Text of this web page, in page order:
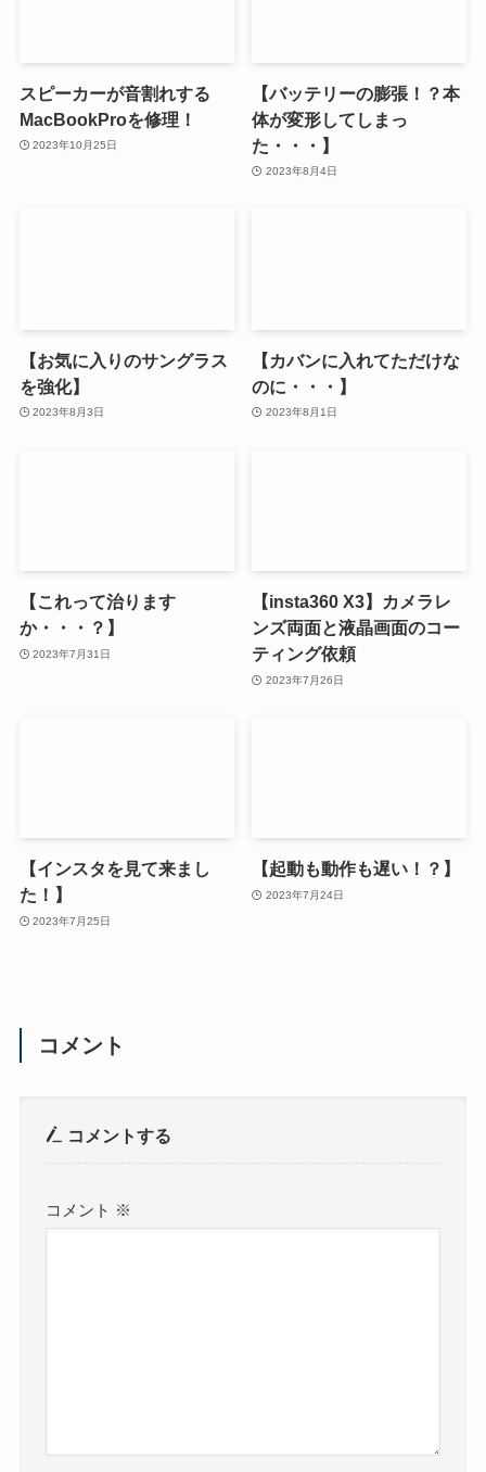
スピーカーが音割れする
MacBookProを修理！
2023年10月25日
【バッテリーの膨張！？本
体が変形してしまっ
た・・・】
2023年8月4日
【お気に入りのサングラス
を強化】
2023年8月3日
【カバンに入れてただけな
のに・・・】
2023年8月1日
【これって治ります
か・・・？】
2023年7月31日
【insta360 X3】カメラレ
ンズ両面と液晶画面のコー
ティング依頼
2023年7月26日
【インスタを見て来まし
た！】
2023年7月25日
【起動も動作も遅い！？】
2023年7月24日
コメント
コメントする
コメント ※